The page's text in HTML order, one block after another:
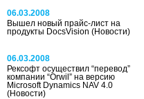
06.03.2008
Вышел новый прайс-лист на
продукты DocsVision (Новости)
06.03.2008
Рексофт осуществил “перевод”
компании “Orwil” на версию
Microsoft Dynamics NAV 4.0
(Новости)